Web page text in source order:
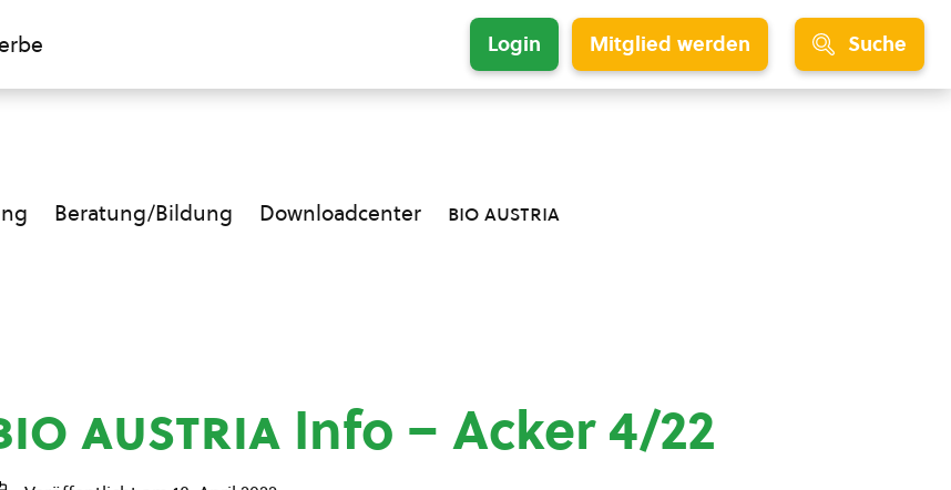
Login Mitglied werden Suche
Beratung/Bildung Downloadcenter bio austria
austria Info – Acker 4/22